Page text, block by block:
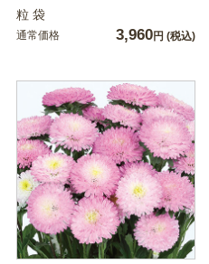
粒 袋
通常価格 3,960円 (税込)